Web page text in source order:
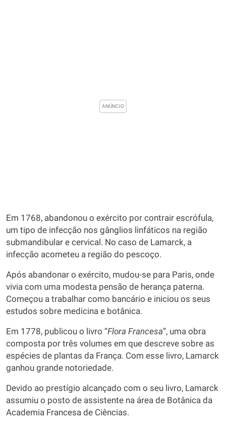
Em 1768, abandonou o exército por contrair escrófula,
um tipo de infecção nos gânglios linfáticos na região
submandibular e cervical. No caso de Lamarck, a
infecção acometeu a região do pescoço.
Após abandonar o exército, mudou-se para Paris, onde
vivia com uma modesta pensão de herança paterna.
Começou a trabalhar como bancário e iniciou os seus
estudos sobre medicina e botânica.
Em 1778, publicou o livro “Flora Francesa”, uma obra
composta por três volumes em que descreve sobre as
espécies de plantas da França. Com esse livro, Lamarck
ganhou grande notoriedade.
Devido ao prestígio alcançado com o seu livro, Lamarck
assumiu o posto de assistente na área de Botânica da
Academia Francesa de Ciências.